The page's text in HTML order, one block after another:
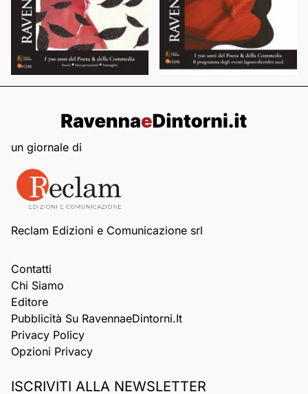
un giornale di
Reclam Edizioni e Comunicazione srl
Contatti
Chi Siamo
Editore
Pubblicità Su RavennaeDintorni.it
Privacy Policy
Opzioni Privacy
ISCRIVITI ALLA NEWSLETTER